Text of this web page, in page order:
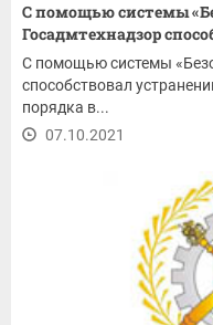
С помощью системы
Госадмтехнадзор
С помощью системы
способствовал
порядка в...
07.10.2021